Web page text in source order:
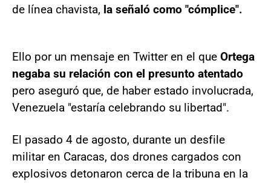
de línea chavista, la señaló como "cómplice".
Ello por un mensaje en Twitter en el que Ortega
negaba su relación con el presunto atentado
pero aseguró que, de haber estado involucrada,
Venezuela "estaría celebrando su libertad".
El pasado 4 de agosto, durante un desfile
militar en Caracas, dos drones cargados con
explosivos detonaron cerca de la tribuna en la